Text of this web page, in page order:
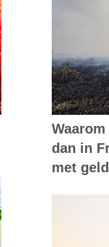
dan in
met